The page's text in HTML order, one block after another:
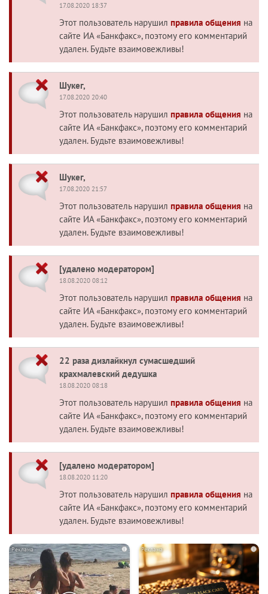
17.08.2020 18:37
Этот пользователь нарушил правила общения на
сайте ИА «Банкфакс», поэтому его комментарий
удален. Будьте взаимовежливы!
Шукег,
17.08.2020 20:40
Этот пользователь нарушил правила общения на
сайте ИА «Банкфакс», поэтому его комментарий
удален. Будьте взаимовежливы!
Шукег,
17.08.2020 21:57
Этот пользователь нарушил правила общения на
сайте ИА «Банкфакс», поэтому его комментарий
удален. Будьте взаимовежливы!
[удалено модератором]
18.08.2020 08:12
Этот пользователь нарушил правила общения на
сайте ИА «Банкфакс», поэтому его комментарий
удален. Будьте взаимовежливы!
22 раза дизлайкнул сумасшедший
крахмалевский дедушка
18.08.2020 08:18
Этот пользователь нарушил правила общения на
сайте ИА «Банкфакс», поэтому его комментарий
удален. Будьте взаимовежливы!
[удалено модератором]
18.08.2020 11:20
Этот пользователь нарушил правила общения на
сайте ИА «Банкфакс», поэтому его комментарий
удален. Будьте взаимовежливы!
i i